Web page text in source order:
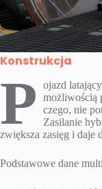
Konstrukcja
P
ojazd
możliwością
czego, nie
Zasilanie
zwiększa zasięg i daje
Podstawowe dane